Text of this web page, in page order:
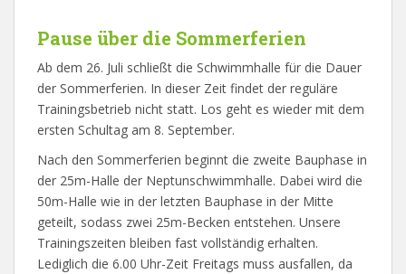
Pause über die Sommerferien
Ab dem 26. Juli schließt die Schwimmhalle für die Dauer
der Sommerferien. In dieser Zeit findet der reguläre
Trainingsbetrieb nicht statt. Los geht es wieder mit dem
ersten Schultag am 8. September.
Nach den Sommerferien beginnt die zweite Bauphase in
der 25m-Halle der Neptunschwimmhalle. Dabei wird die
50m-Halle wie in der letzten Bauphase in der Mitte
geteilt, sodass zwei 25m-Becken entstehen. Unsere
Trainingszeiten bleiben fast vollständig erhalten.
Lediglich die 6.00 Uhr-Zeit Freitags muss ausfallen, da